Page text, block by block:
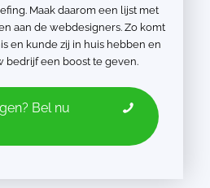
Maak daarom een lijst met
aan de webdesigners. Zo komt
en kunde zij in huis hebben en
bedrijf een boost te geven.
Bel nu